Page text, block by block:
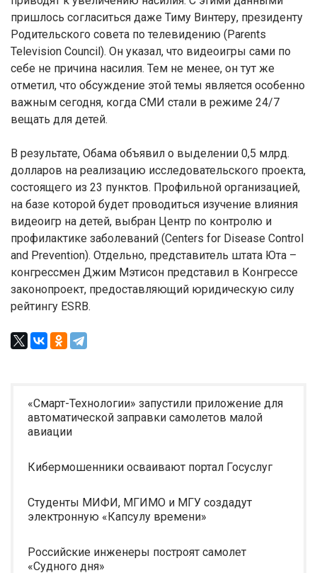
пришлось согласиться даже Тиму Винтеру, президенту
Родительского совета по телевидению (Parents
Television Council). Он указал, что видеоигры сами по
себе не причина насилия. Тем не менее, он тут же
отметил, что обсуждение этой темы является особенно
важным сегодня, когда СМИ стали в режиме 24/7
вещать для детей.
В результате, Обама объявил о выделении 0,5 млрд.
долларов на реализацию исследовательского проекта,
состоящего из 23 пунктов. Профильной организацией,
на базе которой будет проводиться изучение влияния
видеоигр на детей, выбран Центр по контролю и
профилактике заболеваний (Centers for Disease Control
and Prevention). Отдельно, представитель штата Юта –
конгрессмен Джим Мэтисон представил в Конгрессе
законопроект, предоставляющий юридическую силу
рейтингу ESRB.
«Смарт-Технологии» запустили приложение для
автоматической заправки самолетов малой
авиации
Кибермошенники осваивают портал Госуслуг
Студенты МИФИ, МГИМО и МГУ создадут
электронную «Капсулу времени»
Российские инженеры построят самолет
«Судного дня»